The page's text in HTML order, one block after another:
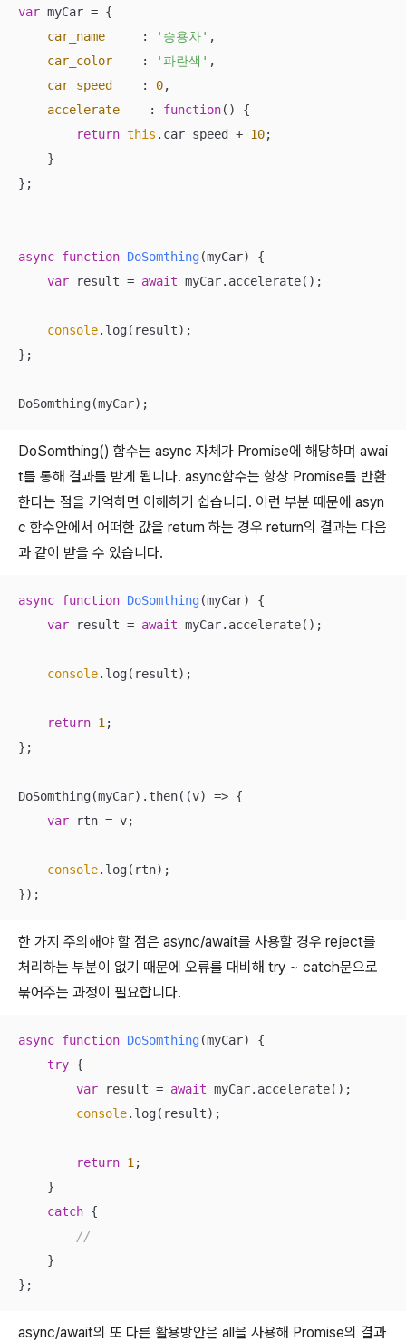
var myCar = {
car_name
     :
'승용차' ,
car_color
    :
'파란색' ,
car_speed
    :
0,
accelerate
    :
function( ) {
return this .car_speed + 10;
    }
};
async function DoSomthing(myCar) {
var result = await myCar.accelerate();
console.log(result);
};
DoSomthing(myCar);
DoSomthing() 함수는 async 자체가 Promise에 해당하며 awai
t를 통해 결과를 받게 됩니다. async함수는 항상 Promise를 반환
한다는 점을 기억하면 이해하기 쉽습니다. 이런 부분 때문에 asyn
c 함수안에서 어떠한 값을 return 하는 경우 return의 결과는 다음
과 같이 받을 수 있습니다.
async function DoSomthing(myCar) {
var result = await myCar.accelerate();
console.log(result);
return 1 ;
};
DoSomthing(myCar).then( (v) => {
var rtn = v;
console.log(rtn);
});
한 가지 주의해야 할 점은 async/await를 사용할 경우 reject를
처리하는 부분이 없기 때문에 오류를 대비해 try ~ catch문으로
묶어주는 과정이 필요합니다.
async function DoSomthing(myCar) {
try {
var result = await myCar.accelerate();
console.log(result);
return 1 ;
    }
catch {
//
    }
};
async/await의 또 다른 활용방안은 all을 사용해 Promise의 결과